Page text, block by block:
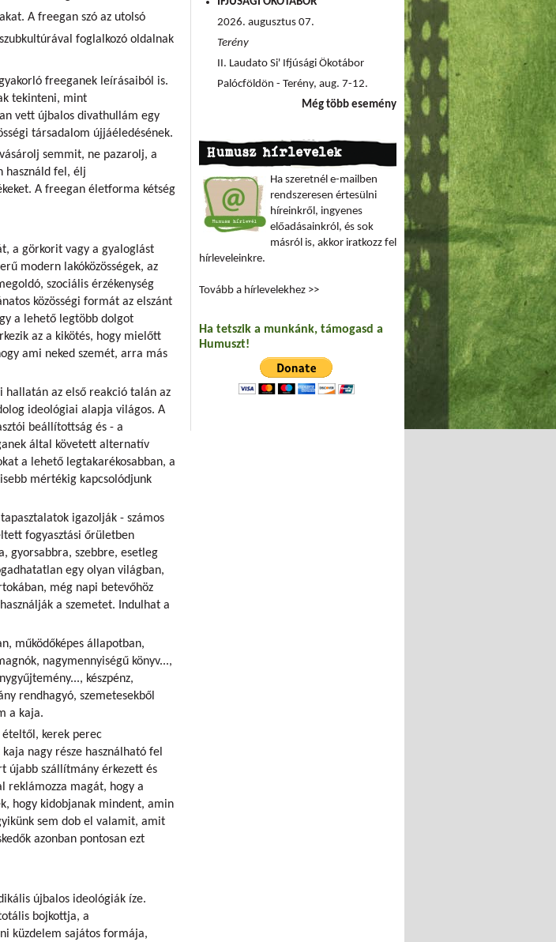
A freegan szó az utolsó
foglalkozó oldalnak
freeganek leírásaiból is.
tekinteni, mint
vett újbalos divathullám egy
társadalom újjáéledésének.
semmit, ne pazarolj, a
használd fel, élj
A freegan életforma kétség
a görkorit vagy a gyaloglást
modern lakóközösségek, az
szociális érzékenység
közösségi formát az elszánt
a lehető legtöbb dolgot
az a kikötés, hogy mielőtt
ami neked szemét, arra más
hallatán az első reakció talán az
ideológiai alapja világos. A
beállítottság és - a
által követett alternatív
a lehető legtakarékosabban, a
mértékig kapcsolódjunk
igazolják - számos
fogyasztási őrületben
gyorsabbra, szebbre, esetleg
egy olyan világban,
még napi betevőhöz
a szemetet. Indulhat a
működőképes állapotban,
nagymennyiségű könyv...,
készpénz,
rendhagyó, szemetesekből
a kaja.
kerek perec
nagy része használható fel
újabb szállítmány érkezett és
reklámozza magát, hogy a
hogy kidobjanak mindent, amin
sem dob el valamit, amit
azonban pontosan ezt
újbalos ideológiák íze.
bojkottja, a
küzdelem sajátos formája,
2026. augusztus 07.
Terény
II. Laudato Si' Ifjúsági Ökotábor
Palócföldön - Terény, aug. 7-12.
Még több esemény
Humusz hírlevelek
Ha szeretnél e-mailben
rendszeresen értesülni
híreinkről, ingyenes
előadásainkról, és sok
másról is, akkor iratkozz fel
hírleveleinkre.
Tovább a hírlevelekhez >>
Ha tetszik a munkánk, támogasd a
Humuszt!